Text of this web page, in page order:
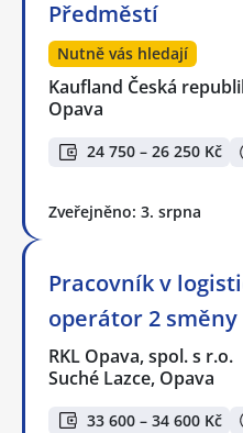
Předměstí
Nutně vás hledají
Kaufland Česká
Opava
24 750 – 26 250 Kč
Zveřejněno: 3. srpna
Pracovník v
operátor 2 směny
RKL Opava, spol. s r.o.
Suché Lazce, Opava
33 600 – 34 600 Kč